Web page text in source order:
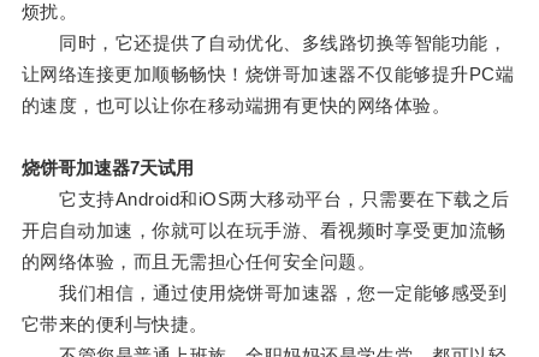
烦扰。
同时，它还提供了自动优化、多线路切换等智能功能，
让网络连接更加顺畅畅快！烧饼哥加速器不仅能够提升PC端
的速度，也可以让你在移动端拥有更快的网络体验。
烧饼哥加速器7天试用
它支持Android和iOS两大移动平台，只需要在下载之后
开启自动加速，你就可以在玩手游、看视频时享受更加流畅
的网络体验，而且无需担心任何安全问题。
我们相信，通过使用烧饼哥加速器，您一定能够感受到
它带来的便利与快捷。